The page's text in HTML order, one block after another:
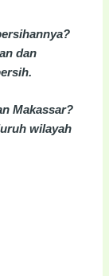
dan
Makassar?
wilayah